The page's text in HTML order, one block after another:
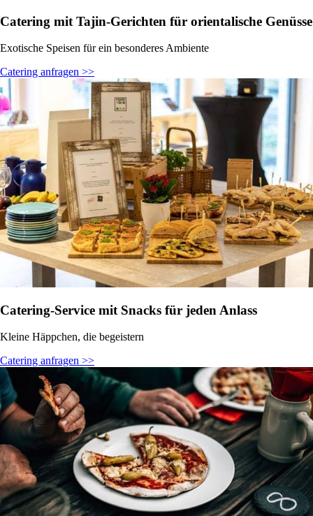
Catering mit Tajin-Gerichten für orientalische Genüsse
Exotische Speisen für ein besonderes Ambiente
Catering anfragen >>
Catering-Service mit Snacks für jeden Anlass
Kleine Häppchen, die begeistern
Catering anfragen >>